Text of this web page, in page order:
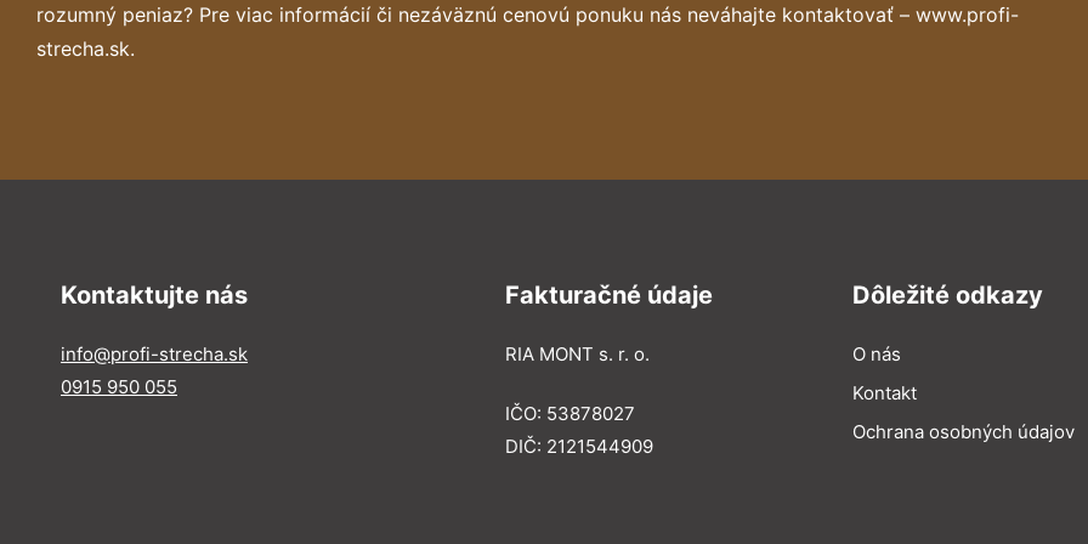
rozumný peniaz? Pre viac informácií či nezáväznú cenovú ponuku nás neváhajte kontaktovať – www.profi-
strecha.sk.
Kontaktujte nás
info@profi-strecha.sk
0915 950 055
Fakturačné údaje
RIA MONT s. r. o.
IČO: 53878027
DIČ: 2121544909
Dôležité odkazy
O nás
Kontakt
Ochrana osobných údajov